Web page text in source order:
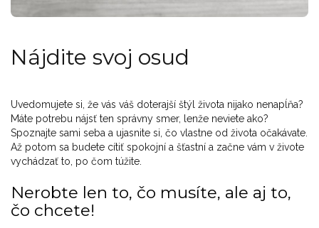
Nájdite svoj osud
Uvedomujete si, že vás váš doterajší štýl života nijako nenapĺňa?
Máte potrebu nájsť ten správny smer, lenže neviete ako?
Spoznajte sami seba a ujasnite si, čo vlastne od života očakávate.
Až potom sa budete cítiť spokojní a šťastní a začne vám v živote
vychádzať to, po čom túžite.
Nerobte len to, čo musíte, ale aj to,
čo chcete!